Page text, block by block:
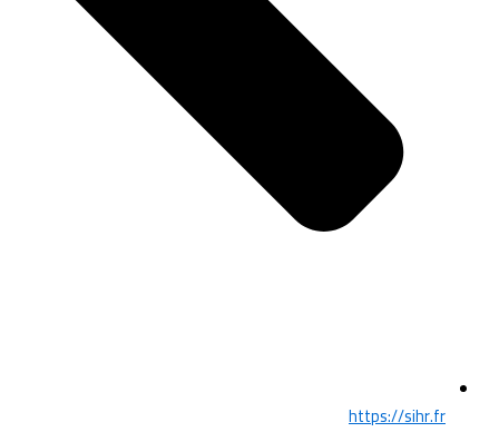
https://sihr.fr